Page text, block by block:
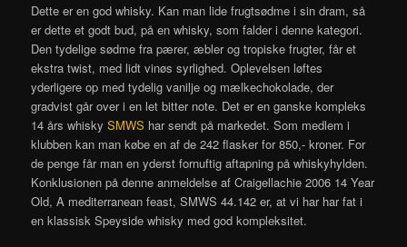
Dette er en god whisky. Kan man lide frugtsødme i sin dram, så
er dette et godt bud, på en whisky, som falder i denne kategori.
Den tydelige sødme fra pærer, æbler og tropiske frugter, får et
ekstra twist, med lidt vinøs syrlighed. Oplevelsen løftes
yderligere op med tydelig vanilje og mælkechokolade, der
gradvist går over i en let bitter note. Det er en ganske kompleks
14 års whiskySMWS har sendt på markedet. Som medlem i
klubben kan man købe en af de 242 flasker for 850,- kroner. For
de penge får man en yderst fornuftig aftapning på whiskyhylden.
Konklusionen på denne anmeldelse af Craigellachie 2006 14 Year
Old, A mediterranean feast, SMWS 44.142 er, at vi har har fat i
en klassisk Speyside whisky med god kompleksitet.